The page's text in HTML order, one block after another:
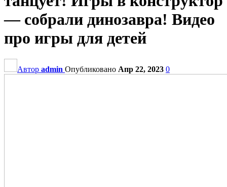
— собрали динозавра! Видео
про игры для детей
Автор admin Опубликовано Апр 22, 2023 0